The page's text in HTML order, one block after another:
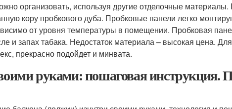
организовать, используя другие отделочные
кору пробкового дуба. Пробковые панели легко
от уровня температуры в помещении. Пробковая
и запах табака. Недостаток материала – высокая цена.
прекрасно подойдет и минвата.
руками: пошаговая инструкция.